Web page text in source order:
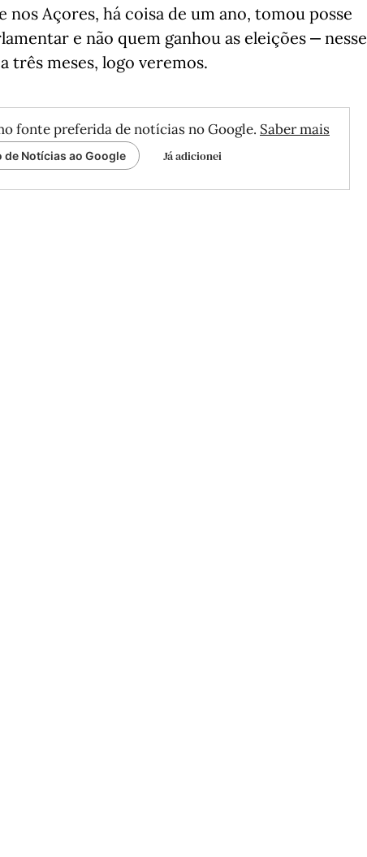
Açores, há coisa de um ano, tomou posse
e não quem ganhou as eleições ‒ nesse
três meses, logo veremos.
fonte preferida de notícias no Google. Saber mais
Notícias ao Google Já adicionei